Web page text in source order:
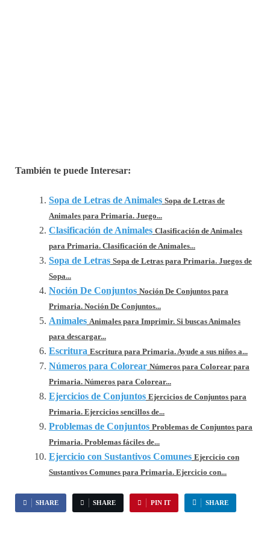
También te puede Interesar:
Sopa de Letras de Animales Sopa de Letras de
Animales para Primaria. Juego...
Clasificación de Animales Clasificación de Animales
para Primaria. Clasificación de Animales...
Sopa de Letras Sopa de Letras para Primaria. Juegos de
Sopa...
Noción De Conjuntos Noción De Conjuntos para
Primaria. Noción De Conjuntos...
Animales Animales para Imprimir. Si buscas Animales
para descargar...
Escritura Escritura para Primaria. Ayude a sus niños a...
Números para Colorear Números para Colorear para
Primaria. Números para Colorear...
Ejercicios de Conjuntos Ejercicios de Conjuntos para
Primaria. Ejercicios sencillos de...
Problemas de Conjuntos Problemas de Conjuntos para
Primaria. Problemas fáciles de...
Ejercicio con Sustantivos Comunes Ejercicio con
Sustantivos Comunes para Primaria. Ejercicio con...
SHARE SHARE PIN IT SHARE